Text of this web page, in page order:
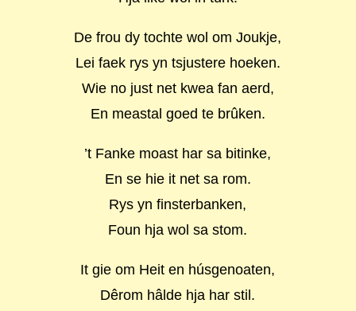
De frou dy tochte wol om Joukje,
Lei faek rys yn tsjustere hoeken.
Wie no just net kwea fan aerd,
En meastal goed te brûken.
’t Fanke moast har sa bitinke,
En se hie it net sa rom.
Rys yn finsterbanken,
Foun hja wol sa stom.
It gie om Heit en húsgenoaten,
Dêrom hâlde hja har stil.